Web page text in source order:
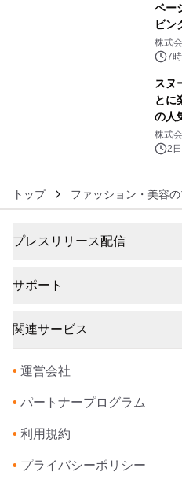
ベー
ビン
事例
株式
7
スヌ
とに
の人
ラボ
ボグ
株式
2
トップ ファッション・美容
プレスリリース配信
サポート
関連サービス
• 運営会社
• パートナープログラム
• 利用規約
• プライバシーポリシー